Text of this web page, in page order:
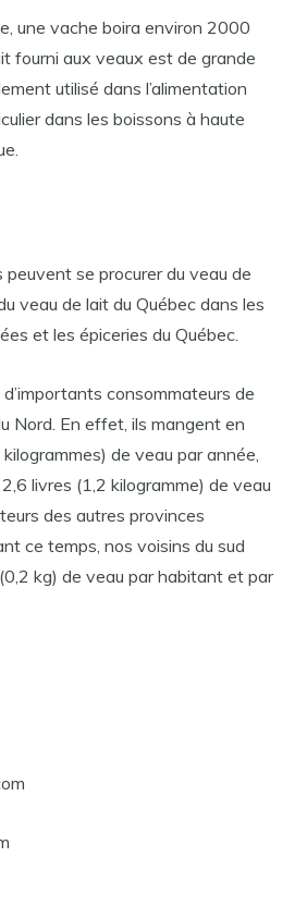
une vache boira environ 2000
fourni aux veaux est de grande
utilisé dans l’alimentation
dans les boissons à haute
peuvent se procurer du veau de
veau de lait du Québec dans les
et les épiceries du Québec.
consommateurs de
Nord. En effet, ils mangent en
de veau par année,
livres (1,2 kilogramme) de veau
des autres provinces
ce temps, nos voisins du sud
kg) de veau par habitant et par